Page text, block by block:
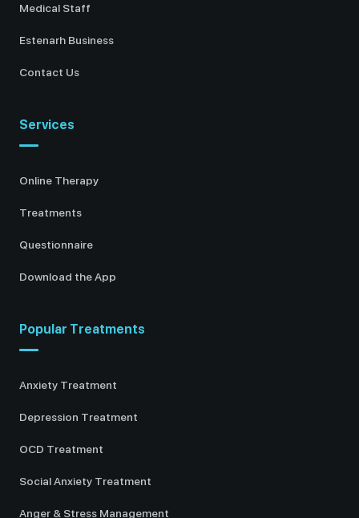
Medical Staff
Estenarh Business
Contact Us
Services
Online Therapy
Treatments
Questionnaire
Download the App
Popular Treatments
Anxiety Treatment
Depression Treatment
OCD Treatment
Social Anxiety Treatment
Anger & Stress Management